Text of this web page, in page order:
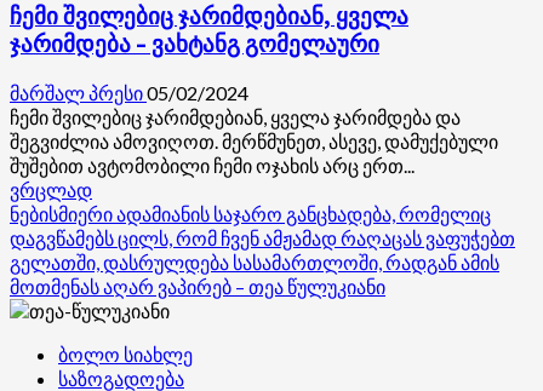
საქართველო
დარტყმის
ქვეშ
აღმოჩნდებოდა
და
იქნებოდა
პრეტენზიები
ტერორიზმთან
დაკავშირებით
ჩემი შვილებიც ჯარიმდებიან, ყველა
ჯარიმდება – ვახტანგ გომელაური
მარშალ პრესი05/02/2024
ჩემი შვილებიც ჯარიმდებიან, ყველა ჯარიმდება და
შეგვიძლია ამოვიღოთ. მერწმუნეთ, ასევე, დამუქებული
შუშებით ავტომობილი ჩემი ოჯახის არც ერთ...
ვრცლადRead
more
about
ჩემი
შვილებიც
ჯარიმდებიან,
ყველა
ჯარიმდება
–
ნებისმიერი ადამიანის საჯარო განცხადება, რომელიც
დაგვწამებს ცილს, რომ ჩვენ ამჟამად რაღაცას ვაფუჭებთ
გელათში, დასრულდება სასამართლოში, რადგან ამის
მოთმენას აღარ ვაპირებ – თეა წულუკიანი
ბოლო სიახლე
საზოგადოება